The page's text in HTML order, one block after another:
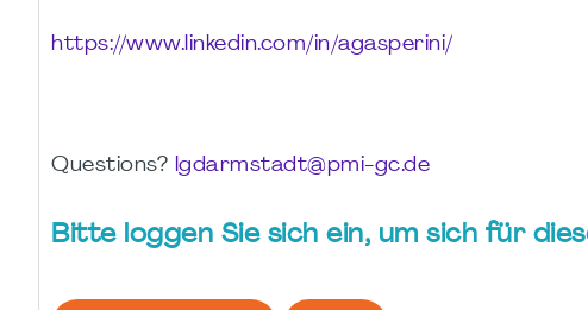
https://www.linkedin.com/in/agasperini/
Questions? lgdarmstadt@pmi-gc.de
Bitte loggen Sie sich ein, um sich für